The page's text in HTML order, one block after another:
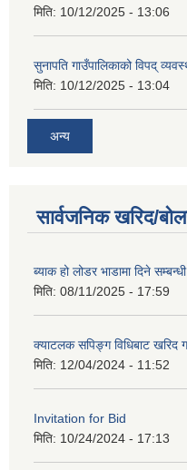
मिति: 10/12/2025 - 13:06
सुनापति गाउँपालिकाको विपद्
मिति: 10/12/2025 - 13:04
अन्य
सार्वजनिक खरिद/
ब्याक हो लोडर भाडामा दिने
मिति: 08/11/2025 - 17:59
क्याटलक सपिङ्ग विधिबाट खरिद
मिति: 12/04/2024 - 11:52
Invitation for Bid
मिति: 10/24/2024 - 17:13